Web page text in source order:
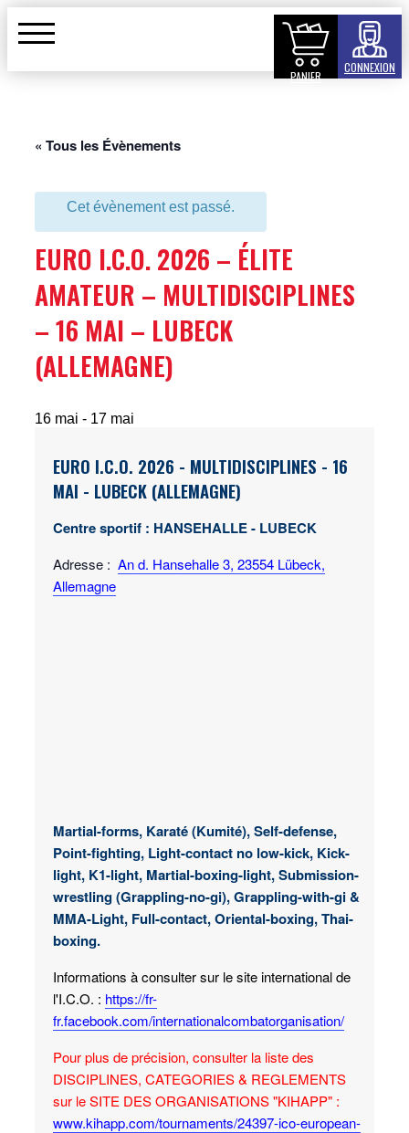
PANIER
CONNEXION
« Tous les Évènements
Cet évènement est passé.
EURO I.C.O. 2026 – ÉLITE
AMATEUR – MULTIDISCIPLINES
– 16 MAI – LUBECK
(ALLEMAGNE)
16 mai - 17 mai
EURO I.C.O. 2026 - MULTIDISCIPLINES - 16
MAI - LUBECK (ALLEMAGNE)
Centre sportif : HANSEHALLE - LUBECK
Adresse : An d. Hansehalle 3, 23554 Lübeck,
Allemagne
Martial-forms, Karaté (Kumité), Self-defense,
Point-fighting, Light-contact no low-kick, Kick-
light, K1-light, Martial-boxing-light, Submission-
wrestling (Grappling-no-gi), Grappling-with-gi &
MMA-Light, Full-contact, Oriental-boxing, Thai-
boxing.
Informations à consulter sur le site international de
l'I.C.O. : https://fr-
fr.facebook.com/internationalcombatorganisation/
Pour plus de précision, consulter la liste des
DISCIPLINES, CATEGORIES & REGLEMENTS
sur le SITE DES ORGANISATIONS "KIHAPP" :
www.kihapp.com/tournaments/24397-ico-european-